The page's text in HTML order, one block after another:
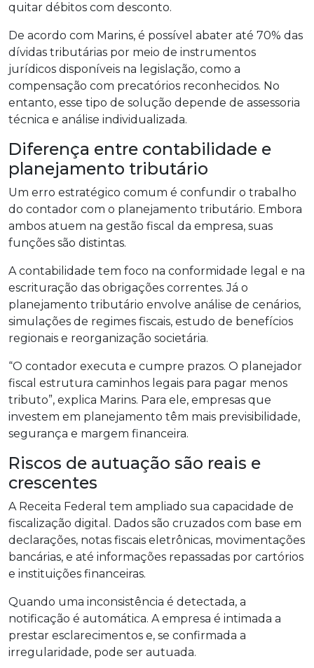
quitar débitos com desconto.
De acordo com Marins, é possível abater até 70% das
dívidas tributárias por meio de instrumentos
jurídicos disponíveis na legislação, como a
compensação com precatórios reconhecidos. No
entanto, esse tipo de solução depende de assessoria
técnica e análise individualizada.
Diferença entre contabilidade e
planejamento tributário
Um erro estratégico comum é confundir o trabalho
do contador com o planejamento tributário. Embora
ambos atuem na gestão fiscal da empresa, suas
funções são distintas.
A contabilidade tem foco na conformidade legal e na
escrituração das obrigações correntes. Já o
planejamento tributário envolve análise de cenários,
simulações de regimes fiscais, estudo de benefícios
regionais e reorganização societária.
“O contador executa e cumpre prazos. O planejador
fiscal estrutura caminhos legais para pagar menos
tributo”, explica Marins. Para ele, empresas que
investem em planejamento têm mais previsibilidade,
segurança e margem financeira.
Riscos de autuação são reais e
crescentes
A Receita Federal tem ampliado sua capacidade de
fiscalização digital. Dados são cruzados com base em
declarações, notas fiscais eletrônicas, movimentações
bancárias, e até informações repassadas por cartórios
e instituições financeiras.
Quando uma inconsistência é detectada, a
notificação é automática. A empresa é intimada a
prestar esclarecimentos e, se confirmada a
irregularidade, pode ser autuada.